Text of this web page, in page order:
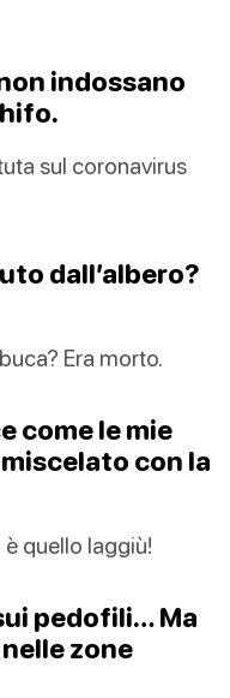
indossano
sul coronavirus
dall’albero?
Era morto.
come le mie
con la
quello laggiù!
pedofili… Ma
zone